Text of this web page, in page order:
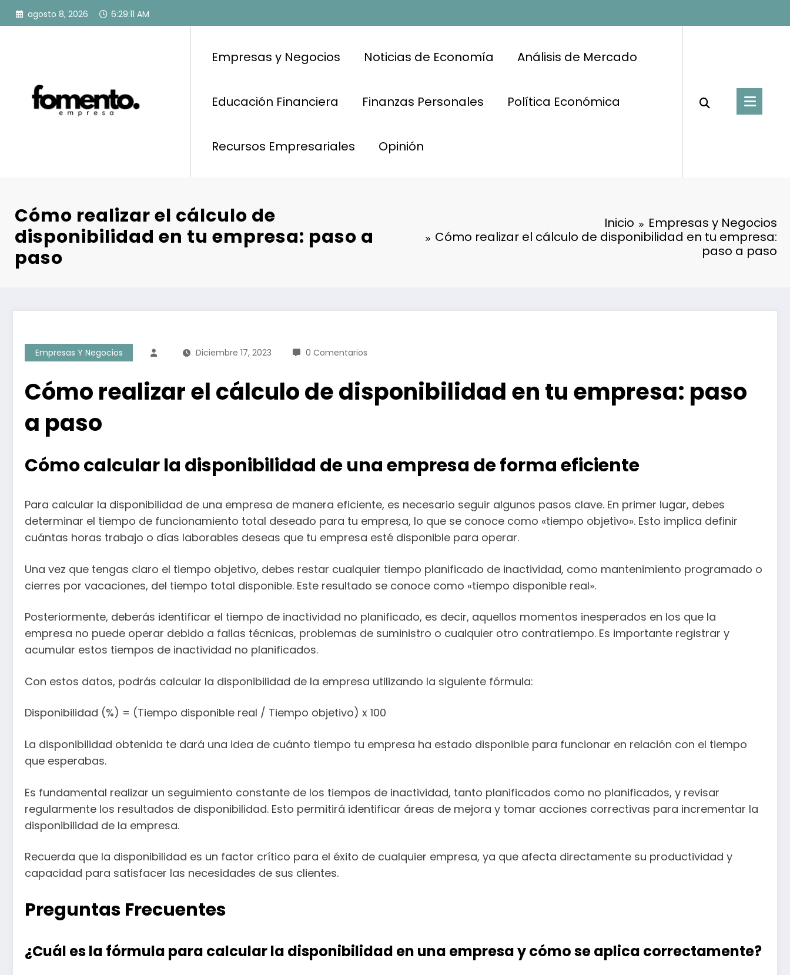
Saltar
agosto 8, 2026 6:29:12 AM
Empresas y Negocios Noticias de Economía Análisis de Mercado
Educación Financiera Finanzas Personales Política Económica
Recursos Empresariales Opinión
Cómo realizar el cálculo de
disponibilidad en tu empresa: paso a
paso
Inicio
Empresas y Negocios
Cómo realizar el cálculo de disponibilidad en tu empresa:
paso a paso
Empresas Y Negocios Diciembre 17, 2023 0 Comentarios
Cómo realizar el cálculo de disponibilidad en tu empresa: paso
a paso
Cómo calcular la disponibilidad de una empresa de forma eficiente
Para calcular la disponibilidad de una empresa de manera eficiente, es necesario seguir algunos pasos clave. En primer lugar, debes
determinar el tiempo de funcionamiento total deseado para tu empresa, lo que se conoce como «tiempo objetivo». Esto implica definir
cuántas horas trabajo o días laborables deseas que tu empresa esté disponible para operar.
Una vez que tengas claro el tiempo objetivo, debes restar cualquier tiempo planificado de inactividad, como mantenimiento programado o
cierres por vacaciones, del tiempo total disponible. Este resultado se conoce como «tiempo disponible real».
Posteriormente, deberás identificar el tiempo de inactividad no planificado, es decir, aquellos momentos inesperados en los que la
empresa no puede operar debido a fallas técnicas, problemas de suministro o cualquier otro contratiempo. Es importante registrar y
acumular estos tiempos de inactividad no planificados.
Con estos datos, podrás calcular la disponibilidad de la empresa utilizando la siguiente fórmula:
Disponibilidad (%) = (Tiempo disponible real / Tiempo objetivo) x 100
La disponibilidad obtenida te dará una idea de cuánto tiempo tu empresa ha estado disponible para funcionar en relación con el tiempo
que esperabas.
Es fundamental realizar un seguimiento constante de los tiempos de inactividad, tanto planificados como no planificados, y revisar
regularmente los resultados de disponibilidad. Esto permitirá identificar áreas de mejora y tomar acciones correctivas para incrementar la
disponibilidad de la empresa.
Recuerda que la disponibilidad es un factor crítico para el éxito de cualquier empresa, ya que afecta directamente su productividad y
capacidad para satisfacer las necesidades de sus clientes.
Preguntas Frecuentes
¿Cuál es la fórmula para calcular la disponibilidad en una empresa y cómo se aplica correctamente?